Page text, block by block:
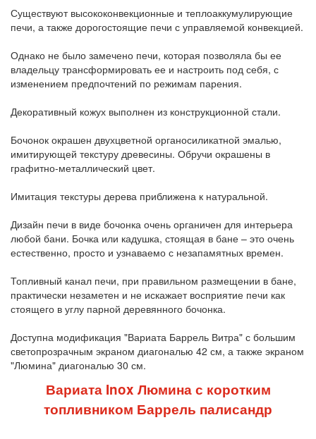
Существуют высококонвекционные и теплоаккумулирующие
печи, а также дорогостоящие печи с управляемой конвекцией.
Однако не было замечено печи, которая позволяла бы ее
владельцу трансформировать ее и настроить под себя, с
изменением предпочтений по режимам парения.
Декоративный кожух выполнен из конструкционной стали.
Бочонок окрашен двухцветной органосиликатной эмалью,
имитирующей текстуру древесины. Обручи окрашены в
графитно-металлический цвет.
Имитация текстуры дерева приближена к натуральной.
Дизайн печи в виде бочонка очень органичен для интерьера
любой бани. Бочка или кадушка, стоящая в бане – это очень
естественно, просто и узнаваемо с незапамятных времен.
Топливный канал печи, при правильном размещении в бане,
практически незаметен и не искажает восприятие печи как
стоящего в углу парной деревянного бочонка.
Доступна модификация "Вариата Баррель Витра" с большим
светопрозрачным экраном диагональю 42 см, а также экраном
"Люмина" диагональю 30 см.
Вариата Inox Люмина с коротким
топливником Баррель палисандр